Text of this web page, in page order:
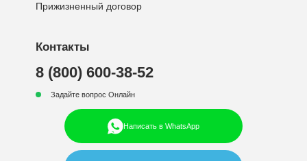
Прижизненный договор
Контакты
8 (800) 600-38-52
Задайте вопрос Онлайн
Написать в WhatsApp